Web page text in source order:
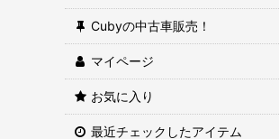
Cubyの中古車販売！
マイページ
お気に入り
最近チェックしたアイテム